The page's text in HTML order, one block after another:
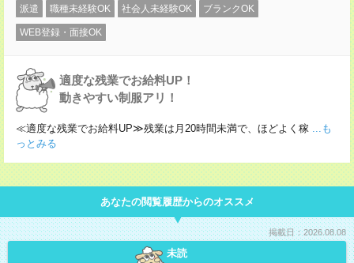
派遣 職種未経験OK 社会人未経験OK ブランクOK
WEB登録・面接OK
適度な残業でお給料UP！
動きやすい制服アリ！
≪適度な残業でお給料UP≫残業は月20時間未満で、ほどよく稼 ...も
っとみる
あなたの閲覧履歴からのオススメ
掲載日：2026.08.08
未読